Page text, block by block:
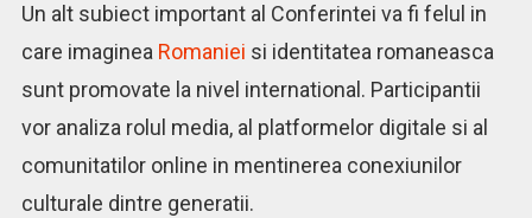
Un alt subiect important al Conferintei va fi felul in
care imaginea Romaniei si identitatea romaneasca
sunt promovate la nivel international. Participantii
vor analiza rolul media, al platformelor digitale si al
comunitatilor online in mentinerea conexiunilor
culturale dintre generatii.